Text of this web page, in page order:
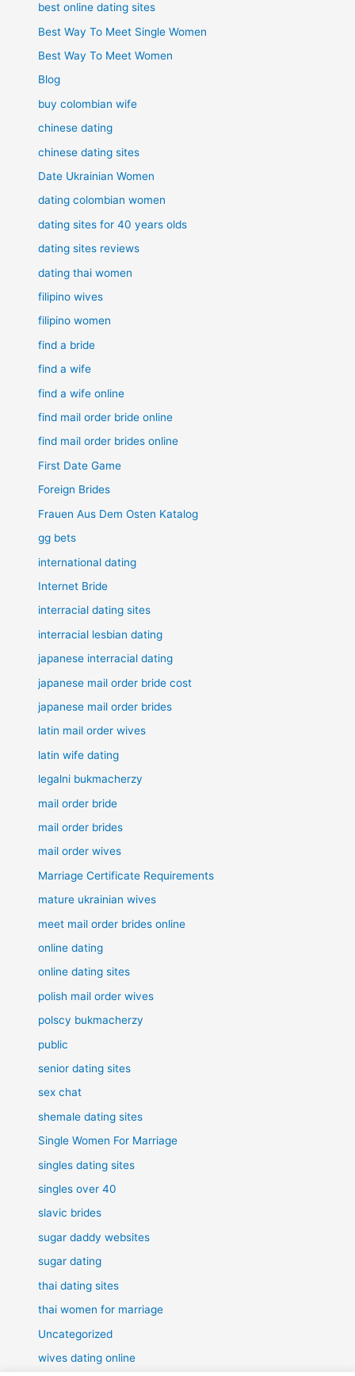
best online dating sites
Best Way To Meet Single Women
Best Way To Meet Women
Blog
buy colombian wife
chinese dating
chinese dating sites
Date Ukrainian Women
dating colombian women
dating sites for 40 years olds
dating sites reviews
dating thai women
filipino wives
filipino women
find a bride
find a wife
find a wife online
find mail order bride online
find mail order brides online
First Date Game
Foreign Brides
Frauen Aus Dem Osten Katalog
gg bets
international dating
Internet Bride
interracial dating sites
interracial lesbian dating
japanese interracial dating
japanese mail order bride cost
japanese mail order brides
latin mail order wives
latin wife dating
legalni bukmacherzy
mail order bride
mail order brides
mail order wives
Marriage Certificate Requirements
mature ukrainian wives
meet mail order brides online
online dating
online dating sites
polish mail order wives
polscy bukmacherzy
public
senior dating sites
sex chat
shemale dating sites
Single Women For Marriage
singles dating sites
singles over 40
slavic brides
sugar daddy websites
sugar dating
thai dating sites
thai women for marriage
Uncategorized
wives dating online